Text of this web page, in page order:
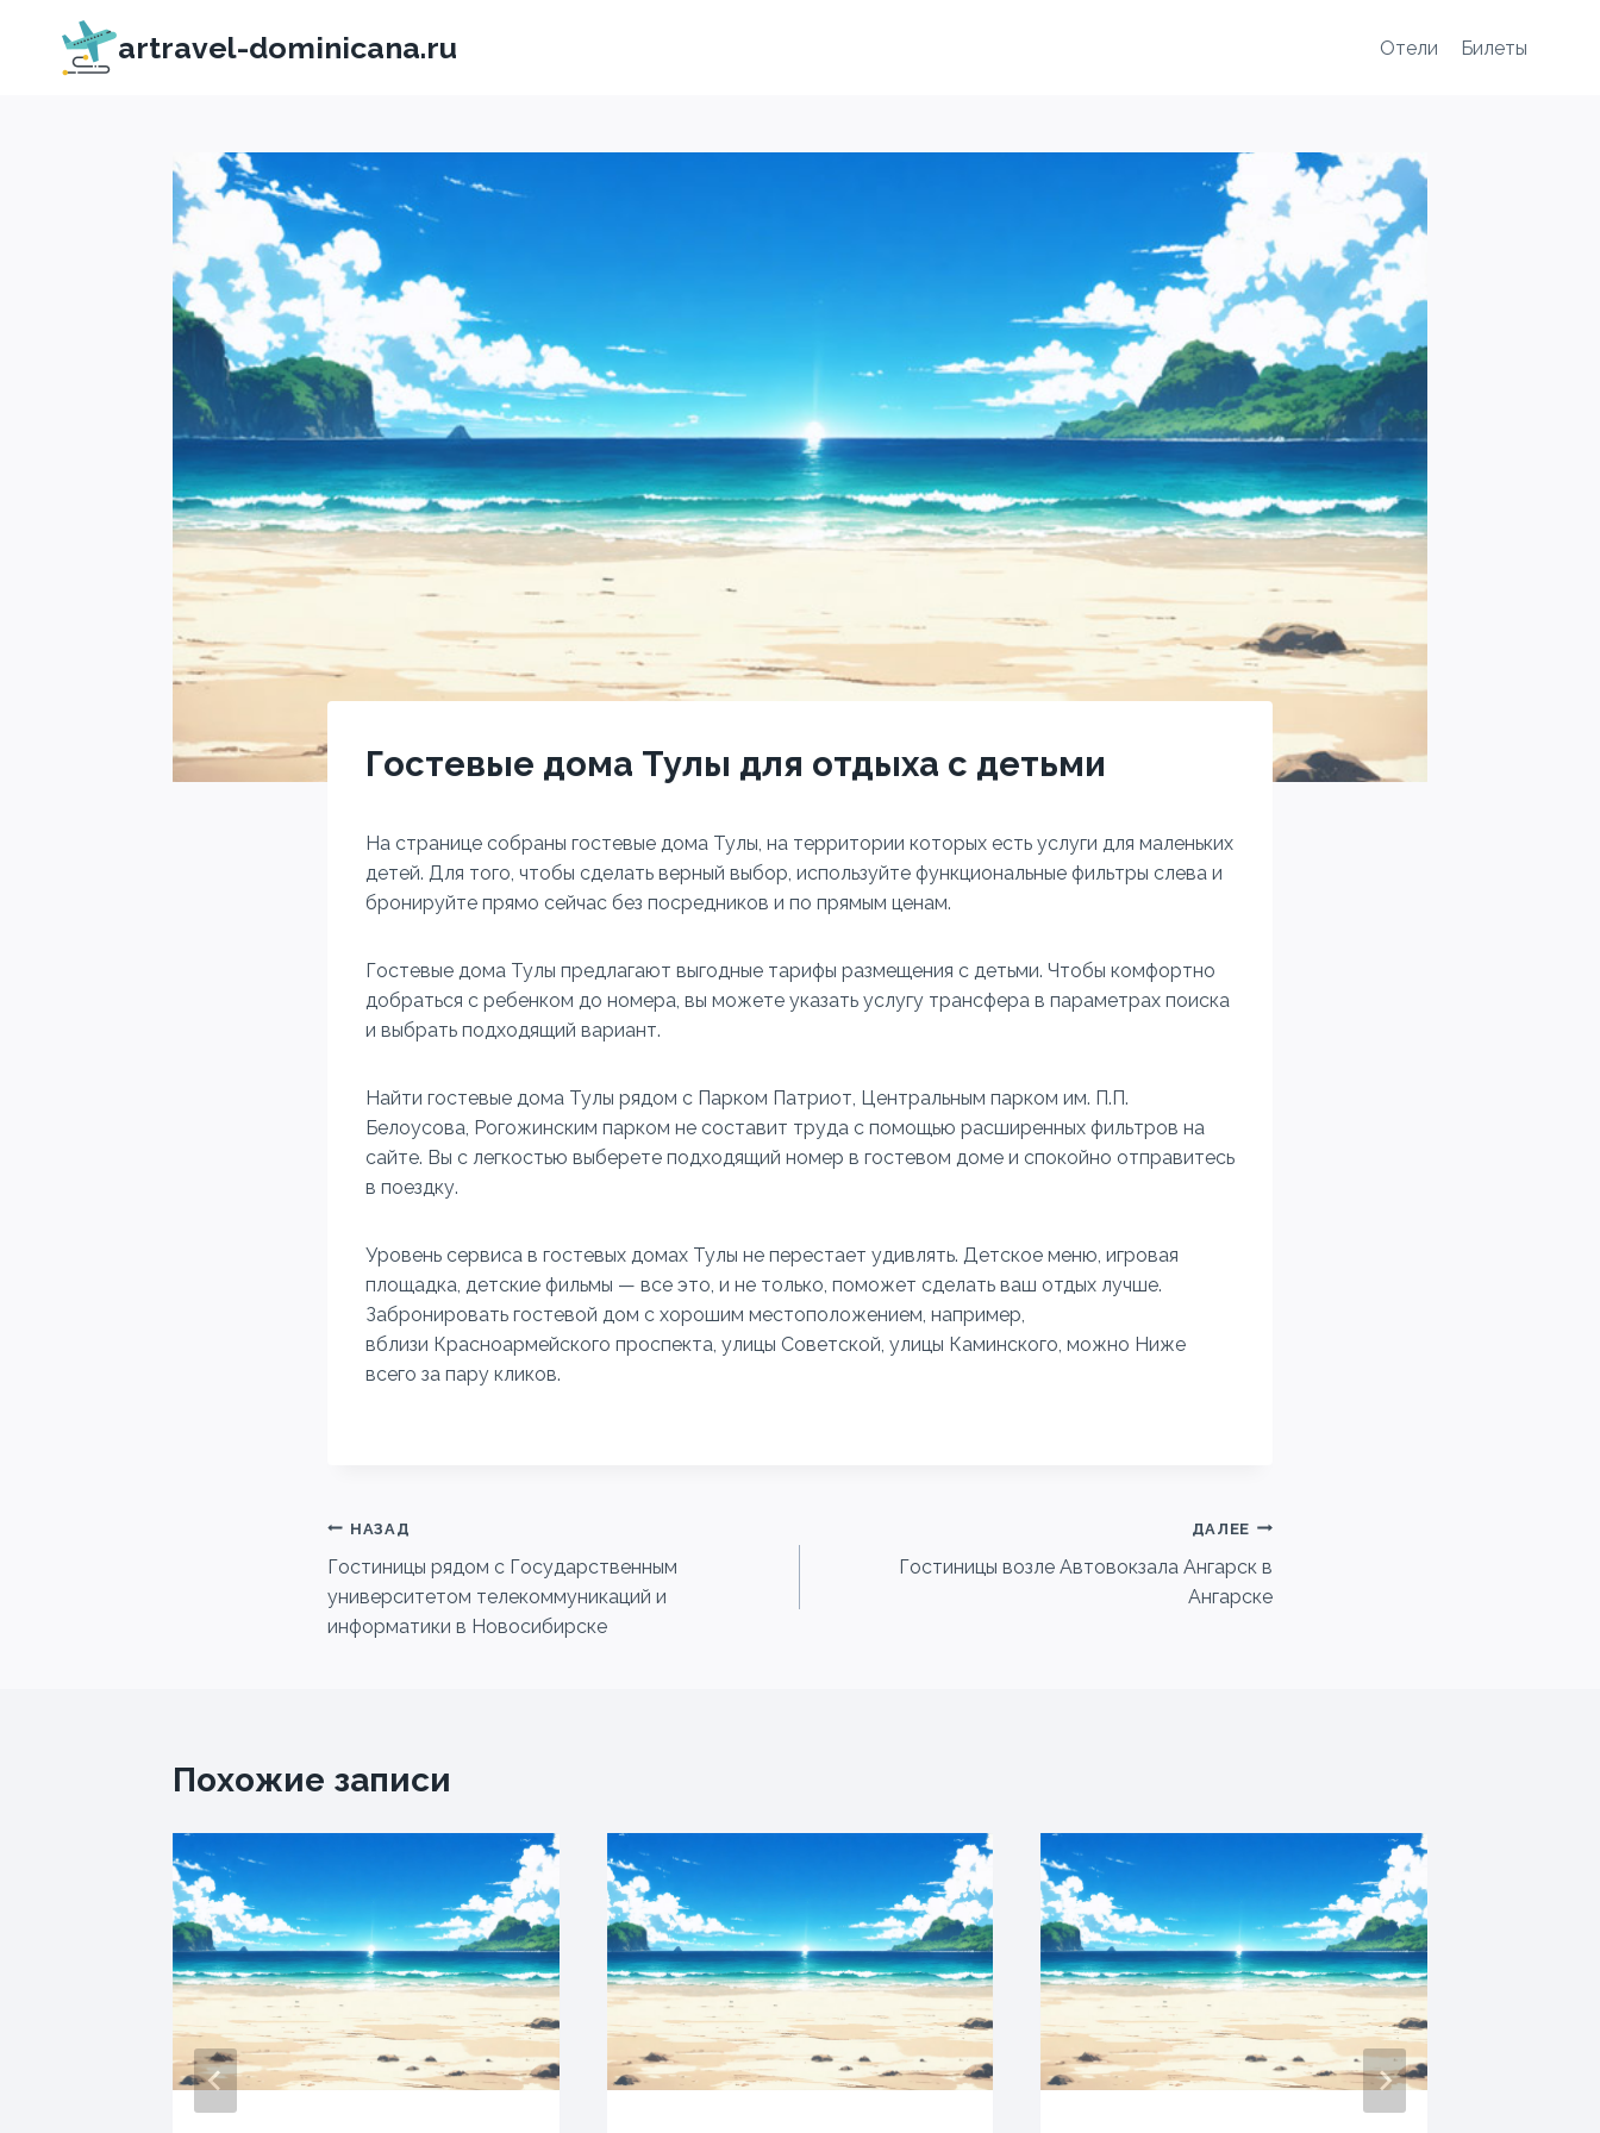
содержимому
artravel-dominicana.ru Отели Билеты
Гостевые дома Тулы для отдыха с детьми
На странице собраны гостевые дома Тулы, на территории которых есть услуги для маленьких
детей. Для того, чтобы сделать верный выбор, используйте функциональные фильтры слева и
бронируйте прямо сейчас без посредников и по прямым ценам.
Гостевые дома Тулы предлагают выгодные тарифы размещения с детьми. Чтобы комфортно
добраться с ребенком до номера, вы можете указать услугу трансфера в параметрах поиска
и выбрать подходящий вариант.
Найти гостевые дома Тулы рядом с Парком Патриот, Центральным парком им. П.П.
Белоусова, Рогожинским парком не составит труда с помощью расширенных фильтров на
сайте. Вы с легкостью выберете подходящий номер в гостевом доме и спокойно отправитесь
в поездку.
Уровень сервиса в гостевых домах Тулы не перестает удивлять. Детское меню, игровая
площадка, детские фильмы — все это, и не только, поможет сделать ваш отдых лучше.
Забронировать гостевой дом с хорошим местоположением, например,
вблизи Красноармейского проспекта, улицы Советской, улицы Каминского, можно Ниже
всего за пару кликов.
Навигация
по
записям
НАЗАД
Гостиницы рядом с Государственным
университетом телекоммуникаций и
информатики в Новосибирске
ДАЛЕЕ
Гостиницы возле Автовокзала Ангарск в
Ангарске
Похожие записи